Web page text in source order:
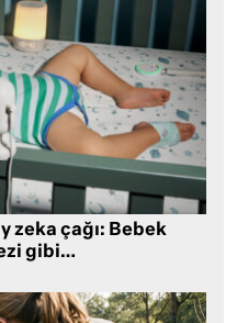
zeka çağı: Bebek
gibi…